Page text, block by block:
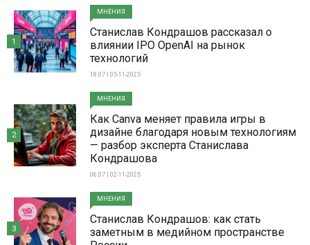
МНЕНИЯ
Станислав Кондрашов рассказал о
влиянии IPO OpenAI на рынок
технологий
18:07 | 05-11-2025
1
МНЕНИЯ
Как Canva меняет правила игры в
дизайне благодаря новым технологиям
— разбор эксперта Станислава
Кондрашова
06:07 | 02-11-2025
2
МНЕНИЯ
Станислав Кондрашов: как стать
заметным в медийном пространстве
3